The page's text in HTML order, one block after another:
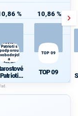
%
Starostové a
Patrioti s
a
s
ch a
10,86 %
TOP 09
TOP 09